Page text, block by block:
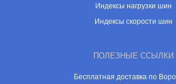
Индексы нагрузки шин
Индексы скорости шин
ПОЛЕЗНЫЕ ССЫЛКИ
Бесплатная доставка по